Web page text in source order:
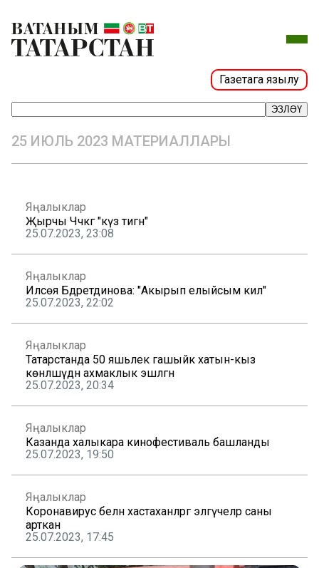
Газетага язылу
ЭЗЛӘҮ
25 ИЮЛЬ 2023 МАТЕРИАЛЛАРЫ
Яңалыклар
Җырчы Чәчкәгә "күз тигән"
25.07.2023, 23:08
Яңалыклар
Илсөя Бәдретдинова: "Акырып елыйсым килә"
25.07.2023, 22:02
Яңалыклар
Татарстанда 50 яшьлек гашыйк хатын-кыз
көнләшүдән ахмаклык эшләгән
25.07.2023, 20:34
Яңалыклар
Казанда халыкара кинофестиваль башланды
25.07.2023, 19:50
Яңалыклар
Коронавирус белән хастаханәләргә эләгүчеләр саны
арткан
25.07.2023, 17:45